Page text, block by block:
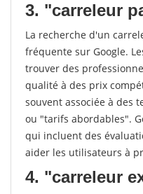
3. "carreleur
La recherche d'un
fréquente sur Google.
trouver des
qualité à des prix
souvent associée à des
ou "tarifs abordables".
qui incluent des
aider les utilisateurs à
4. "carreleur